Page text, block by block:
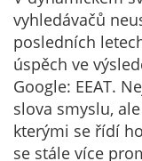
vyhledávačů
posledních
úspěch ve
Google: EEAT.
slova smyslu,
kterými se řídí
se stále více